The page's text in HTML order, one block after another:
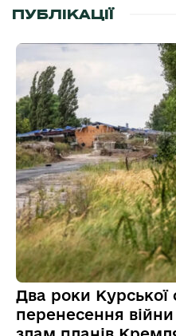
ПУБЛІКАЦІЇ
Два роки Курської
перенесення